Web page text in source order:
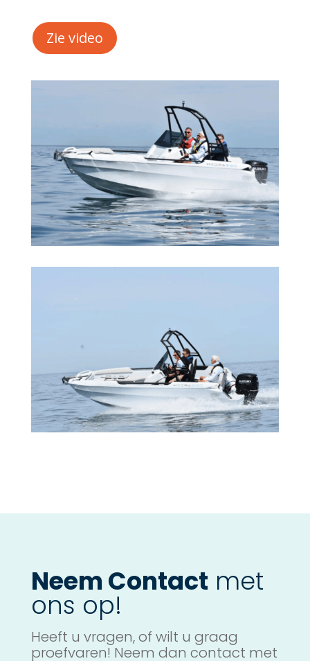
Zie video
Neem Contact met
ons op!
Heeft u vragen, of wilt u graag
proefvaren! Neem dan contact met